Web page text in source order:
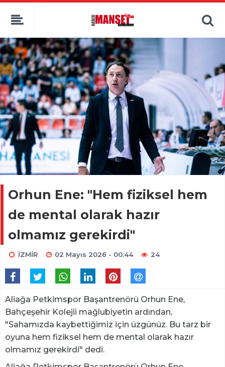
Orhun Ene: "Hem fiziksel hem
de mental olarak hazır
olmamız gerekirdi"
İZMİR 02 Mayıs 2026 - 00:44 24
Aliağa Petkimspor Başantrenörü Orhun Ene,
Bahçeşehir Kolejii mağlubiyetin ardından,
"Sahamızda kaybettiğimiz için üzgünüz. Bu tarz bir
oyuna hem fiziksel hem de mental olarak hazır
olmamız gerekirdi" dedi.